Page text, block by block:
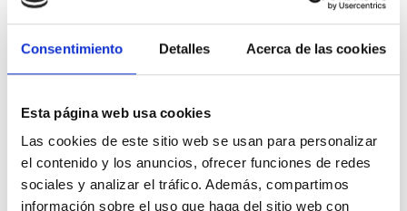
Consentimiento Detalles Acerca de las cookies
Esta página web usa cookies
Las cookies de este sitio web se usan para personalizar
el contenido y los anuncios, ofrecer funciones de redes
sociales y analizar el tráfico. Además, compartimos
información sobre el uso que haga del sitio web con
Teléfono de contacto
91 797 29 26
Whatsapp
Nuestra central
C.Regordoño 10 28936 Móstoles -